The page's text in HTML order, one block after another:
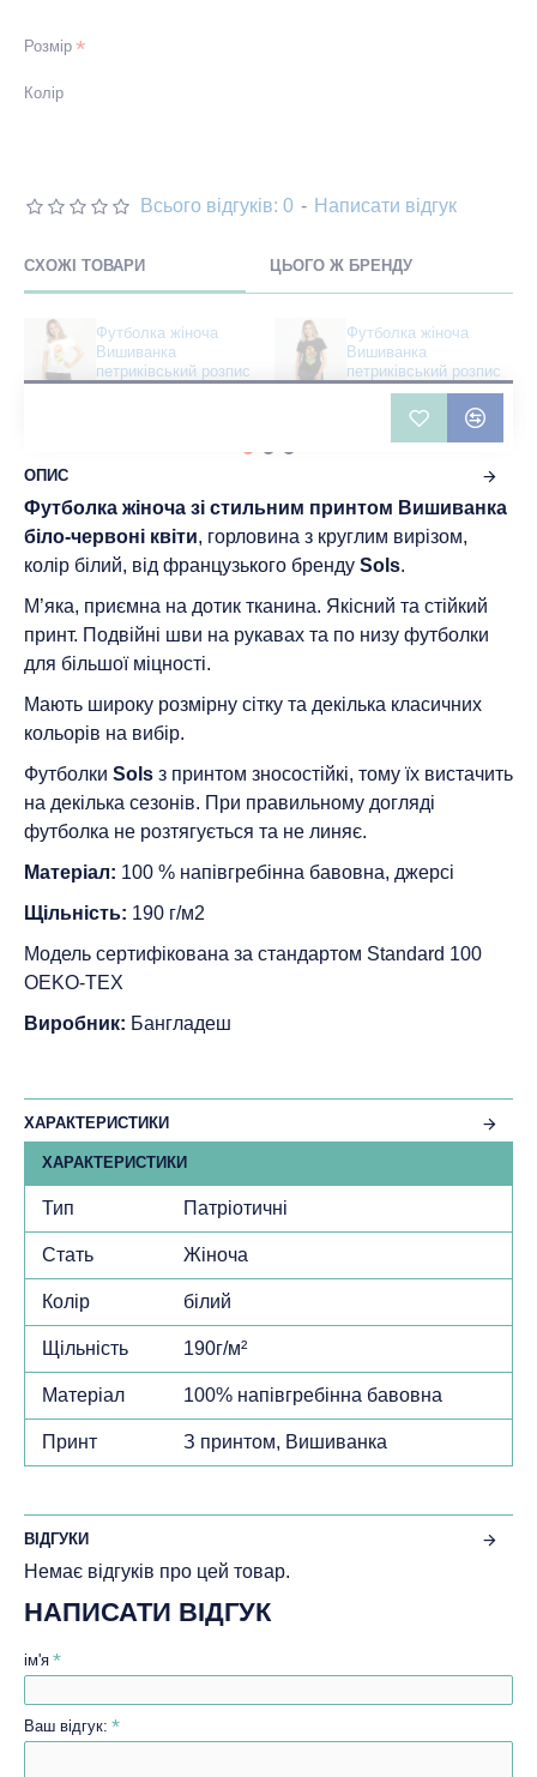
Всього відгуків: 0 - Написати відгук
Розмір
Колір
СХОЖІ ТОВАРИ ЦЬОГО Ж БРЕНДУ
Футболка жіноча
Вишиванка
петриківський розпис
Футболка жіноча
Вишиванка
петриківський розпис
чорна - DTF11502
ОПИС
Футболка жіноча зі стильним принтом Вишиванка
біло-червоні квіти, горловина з круглим вирізом,
колір білий, від французького бренду Sols.
М’яка, приємна на дотик тканина. Якісний та стійкий
принт. Подвійні шви на рукавах та по низу футболки
для більшої міцності.
Мають широку розмірну сітку та декілька класичних
кольорів на вибір.
Футболки Sols з принтом зносостійкі, тому їх вистачить
на декілька сезонів. При правильному догляді
футболка не розтягується та не линяє.
Матеріал: 100 % напівгребінна бавовна, джерсі
Щільність: 190 г/м2
Модель сертифікована за стандартом Standard 100
ОEKO-TEX
Виробник: Бангладеш
ХАРАКТЕРИСТИКИ
ХАРАКТЕРИСТИКИ
Тип Патріотичні
Стать Жіноча
Колір білий
Щільність 190г/м²
Матеріал 100% напівгребінна бавовна
Принт З принтом, Вишиванка
ВІДГУКИ
Немає відгуків про цей товар.
НАПИСАТИ ВІДГУК
ім'я
Ваш відгук: